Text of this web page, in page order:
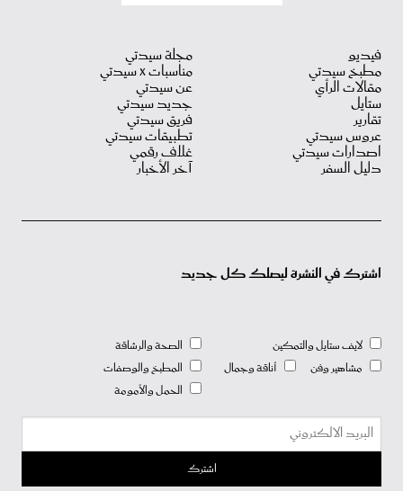
فيديو
مطبخ سيدتي
مقالات الرأي
ستايل
تقارير
عروس سيدتي
اصدارات سيدتي
دليل السفر
مجلة سيدتي
مناسبات X سيدتي
عن سيدتي
جديد سيدتي
فريق سيدتي
تطبيقات سيدتي
غلاف رقمي
آخر الأخبار
اشترك في النشرة ليصلك كل جديد
لايف ستايل والتمكين
مشاهير وفن
أناقة وجمال
الصحة والرشاقة
المطبخ والوصفات
الحمل والأمومة